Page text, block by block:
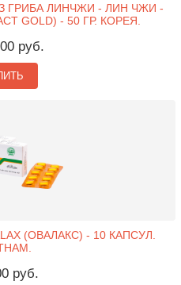
ГРИБА ЛИНЧЖИ - ЛИН ЧЖИ -
GOLD) - 50 ГР. КОРЕЯ.
руб.
(ОВАЛАКС) - 10 КАПСУЛ.
руб.